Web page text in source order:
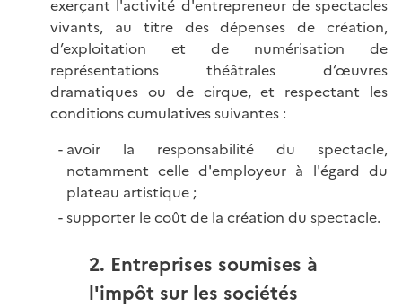
exerçant l'activité d'entrepreneur de spectacles
vivants, au titre des dépenses de création,
d’exploitation et de numérisation de
représentations théâtrales d’œuvres
dramatiques ou de cirque, et respectant les
conditions cumulatives suivantes :
avoir la responsabilité du spectacle,
notamment celle d'employeur à l'égard du
plateau artistique ;
supporter le coût de la création du spectacle.
2. Entreprises soumises à
l'impôt sur les sociétés